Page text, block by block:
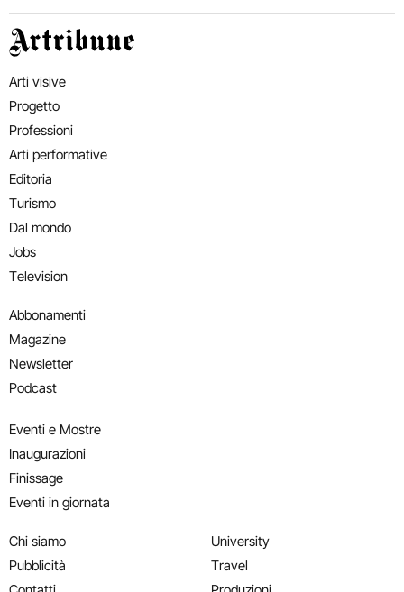
Artribune
Arti visive
Progetto
Professioni
Arti performative
Editoria
Turismo
Dal mondo
Jobs
Television
Abbonamenti
Magazine
Newsletter
Podcast
Eventi e Mostre
Inaugurazioni
Finissage
Eventi in giornata
Chi siamo
Pubblicità
University
Travel